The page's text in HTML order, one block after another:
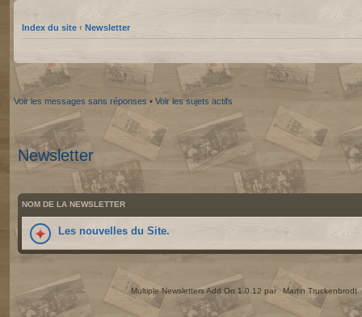
Index du site ‹ Newsletter
Voir les messages sans réponses • Voir les sujets actifs
Newsletter
NOM DE LA NEWSLETTER
Les nouvelles du Site.
Multiple Newsletters Add On 1.0.12 par Martin Truckenbrodt